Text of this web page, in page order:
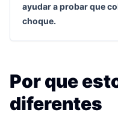
ayudar a probar que
choque.
Por que
diferentes